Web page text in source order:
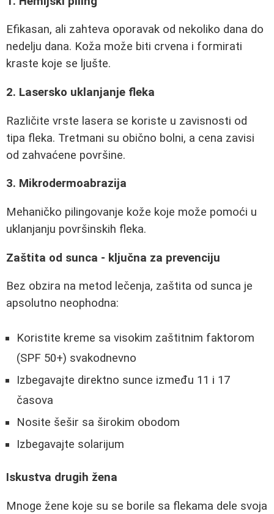
Efikasan, ali zahteva oporavak od nekoliko dana do
nedelju dana. Koža može biti crvena i formirati
kraste koje se ljušte.
2. Lasersko uklanjanje fleka
Različite vrste lasera se koriste u zavisnosti od
tipa fleka. Tretmani su obično bolni, a cena zavisi
od zahvaćene površine.
3. Mikrodermoabrazija
Mehaničko pilingovanje kože koje može pomoći u
uklanjanju površinskih fleka.
Zaštita od sunca - ključna za prevenciju
Bez obzira na metod lečenja, zaštita od sunca je
apsolutno neophodna:
Koristite kreme sa visokim zaštitnim faktorom
(SPF 50+) svakodnevno
Izbegavajte direktno sunce između 11 i 17
časova
Nosite šešir sa širokim obodom
Izbegavajte solarijum
Iskustva drugih žena
Mnoge žene koje su se borile sa flekama dele svoja